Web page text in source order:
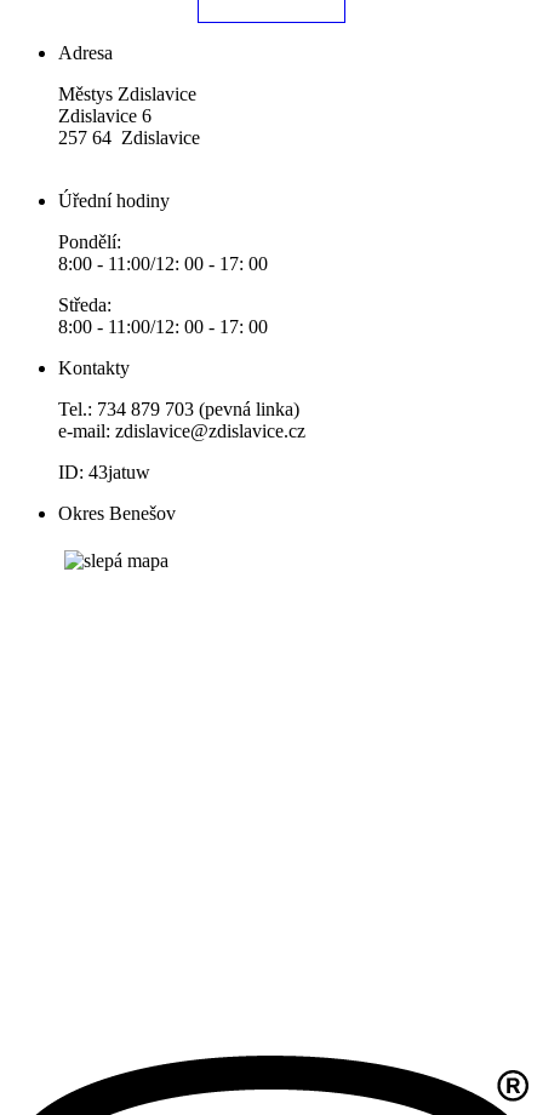
Adresa
Městys Zdislavice
Zdislavice 6
257 64 Zdislavice
Úřední hodiny
Pondělí:
8:00 - 11:00/12: 00 - 17: 00
Středa:
8:00 - 11:00/12: 00 - 17: 00
Kontakty
Tel.: 734 879 703 (pevná linka)
e-mail: zdislavice@zdislavice.cz
ID: 43jatuw
Okres Benešov